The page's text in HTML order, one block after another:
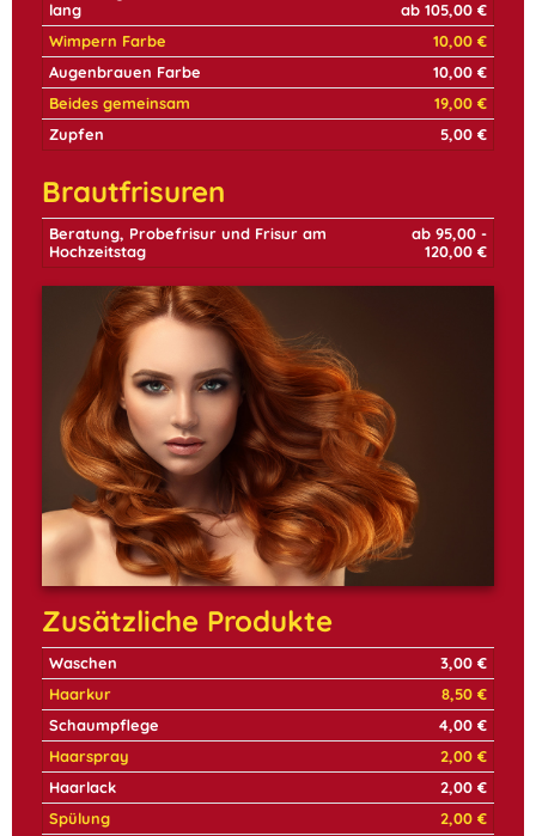
lang
ab 105,00 €
Wimpern Farbe
10,00 €
Augenbrauen Farbe
10,00 €
Beides gemeinsam
19,00 €
Zupfen
5,00 €
Brautfrisuren
Beratung, Probefrisur und Frisur am
Hochzeitstag
ab 95,00 -
120,00 €
Zusätzliche Produkte
Waschen
3,00 €
Haarkur
8,50 €
Schaumpflege
4,00 €
Haarspray
2,00 €
Haarlack
2,00 €
Spülung
2,00 €